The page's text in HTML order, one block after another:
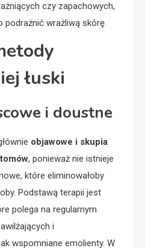
czy zapachowych,
podrażnić wrażliwą skórę.
łuski
i doustne
objawowe i skupia
, ponieważ nie istnieje
które eliminowałoby
Podstawą terapii jest
polega na regularnym
i
wspomniane emolienty. W